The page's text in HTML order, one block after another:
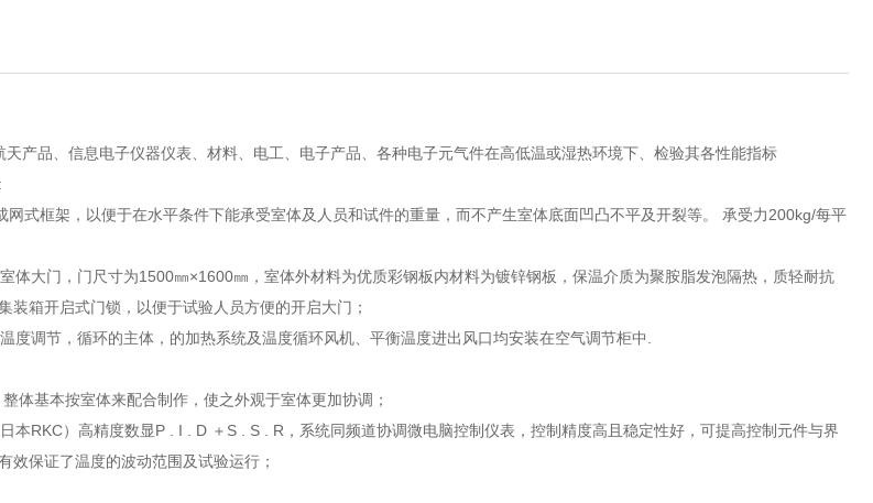
天产品、信息电子仪器仪表、材料、电工、电子产品、各种电子元气件在高低温或湿热环境下、检验其各性能指标
网式框架，以便于在水平条件下能承受室体及人员和试件的重量，而不产生室体底面凹凸不平及开裂等。 承受力200kg/每平
体大门，门尺寸为1500㎜×1600㎜，室体外材料为优质彩钢板内材料为镀锌钢板，保温介质为聚胺脂发泡隔热，质轻耐抗
装箱开启式门锁，以便于试验人员方便的开启大门；
度调节，循环的主体，的加热系统及温度循环风机、平衡温度进出风口均安装在空气调节柜中.
体基本按室体来配合制作，使之外观于室体更加协调；
本RKC）高精度数显P . I . D ＋S . S . R，系统同频道协调微电脑控制仪表，控制精度高且稳定性好，可提高控制元件与界
效保证了温度的波动范围及试验运行；